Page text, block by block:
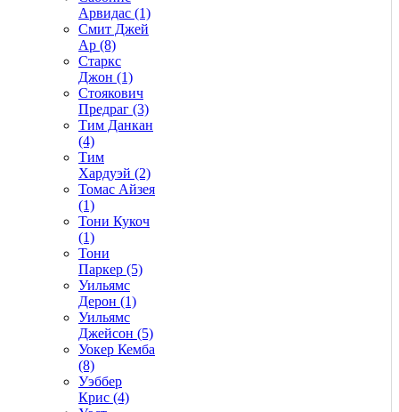
Арвидас (1)
Смит Джей
Ар (8)
Старкс
Джон (1)
Стоякович
Предраг (3)
Тим Данкан
(4)
Тим
Хардуэй (2)
Томас Айзея
(1)
Тони Кукоч
(1)
Тони
Паркер (5)
Уильямс
Дерон (1)
Уильямс
Джейсон (5)
Уокер Кемба
(8)
Уэббер
Крис (4)